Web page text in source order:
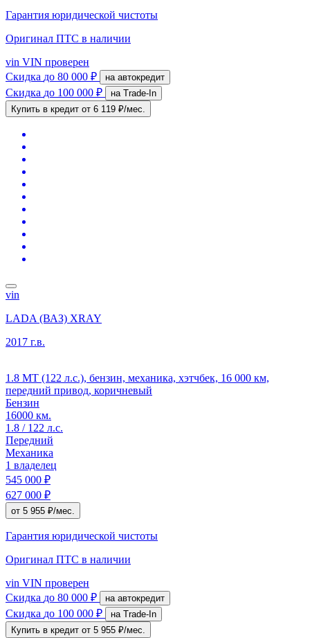
Гарантия юридической чистоты
Оригинал ПТС в наличии
vin VIN проверен
Скидка до 80 000 ₽ на автокредит
Скидка до 100 000 ₽
на Trade-In
Купить в кредит от 6 119 ₽/мес.
vin
LADA (ВАЗ) XRAY
2017 г.в.
1.8 MT (122 л.с.), бензин, механика, хэтчбек, 16 000 км,
передний привод, коричневый
Бензин
16000 км.
1.8 / 122 л.с.
Передний
Механика
1 владелец
545 000 ₽
627 000 ₽
от 5 955 ₽/мес.
Гарантия юридической чистоты
Оригинал ПТС в наличии
vin VIN проверен
Скидка до 80 000 ₽ на автокредит
Скидка до 100 000 ₽
на Trade-In
Купить в кредит от 5 955 ₽/мес.